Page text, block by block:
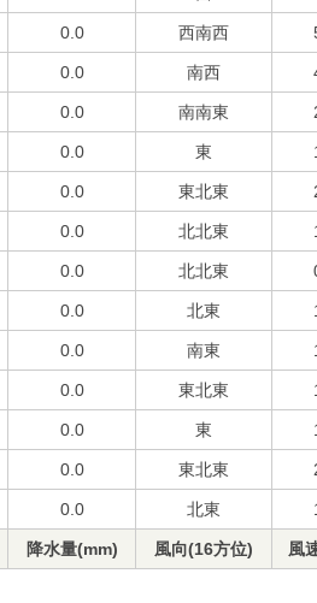
0.0 西南西
0.0 南西
0.0 南南東
0.0 東
0.0 東北東
0.0 北北東
0.0 北北東
0.0 北東
0.0 南東
0.0 東北東
0.0 東
0.0 東北東
0.0 北東
降水量(mm) 風向(16方位) 風